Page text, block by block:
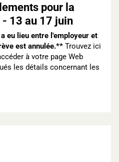
pour la
13 au 17 juin
eu lieu entre l'employeur et
est annulée.**Trouvez ici
à votre page Web
les détails concernant les